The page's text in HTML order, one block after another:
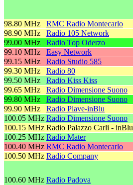
98.80 MHz
RMC Radio Montecarlo
98.90 MHz
Radio 105 Network
99.00 MHz
Radio Top Oderzo
99.10 MHz
Easy Network
99.15 MHz
Radio Studio 585
99.30 MHz
Radio 80
99.50 MHz
Radio Kiss Kiss
99.65 MHz
Radio Dimensione Suono
99.80 MHz
Radio Dimensione Suono
99.90 MHz
Radio Piave-inBlu
100.05 MHz Radio Dimensione Suono
100.15 MHz Radio Palazzo Carli - inBlu
100.25 MHz Radio Mater
100.40 MHz RMC Radio Montecarlo
100.50 MHz Radio Company
100.60 MHz Radio Padova